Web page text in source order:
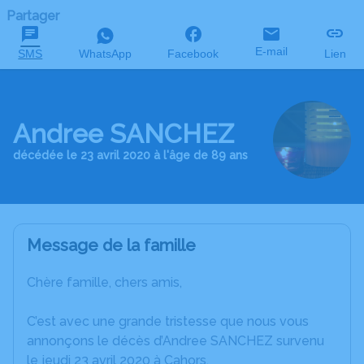
Partager
SMS WhatsApp Facebook E-mail Lien
Andree SANCHEZ
décédée le 23 avril 2020 à l'âge de 89 ans
Message de la famille
Chère famille, chers amis,
C’est avec une grande tristesse que nous vous
annonçons le décès d’Andree SANCHEZ survenu
le jeudi 23 avril 2020 à Cahors.